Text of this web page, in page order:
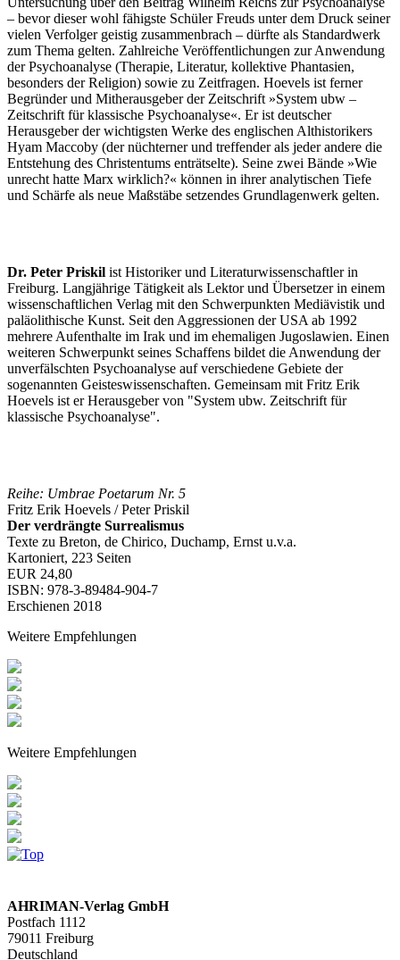
– bevor dieser wohl fähigste Schüler Freuds unter dem Druck seiner
vielen Verfolger geistig zusammenbrach – dürf­te als Standardwerk
zum Thema gelten. Zahlreiche Veröffentlichungen zur Anwendung
der Psychoanalyse (Therapie, Literatur, kollek­tive Phantasien,
besonders der Religion) sowie zu Zeitfragen. Hoevels ist ferner
Begründer und Mitherausgeber der Zeitschrift »System ubw –
Zeitschrift für klassische Psychoanalyse«. Er ist deutscher
Herausgeber der wichtigsten Werke des englischen Althistorikers
Hyam Maccoby (der nüchterner und treffender als jeder andere die
Entstehung des Christentums enträtselte). Seine zwei Bände »Wie
unrecht hatte Marx wirklich?« können in ihrer analytischen Tiefe
und Schärfe als neue Maßstäbe setzendes Grundlagenwerk gelten.
Dr. Peter Priskil ist Historiker und Literatur­wissenschaftler in
Freiburg. Langjährige Tätigkeit als Lektor und Übersetzer in einem
wissenschaftlichen Verlag mit den Schwerpunkten Mediävistik und
paläolithische Kunst. Seit den Aggressionen der USA ab 1992
mehrere Aufenthalte im Irak und im ehemaligen Jugoslawien. Einen
weiteren Schwerpunkt seines Schaffens bildet die Anwendung der
unverfälschten Psychoanalyse auf verschiedene Gebiete der
sogenannten Geisteswissenschaften. Gemeinsam mit Fritz Erik
Hoevels ist er Herausgeber von "System ubw. Zeitschrift für
klassische Psychoanalyse".
Reihe: Umbrae Poetarum Nr. 5
Fritz Erik Hoevels / Peter Priskil
Der verdrängte Surrealismus
Texte zu Breton, de Chirico, Duchamp, Ernst u.v.a.
Kartoniert, 223 Seiten
EUR 24,80
ISBN: 978-3-89484-904-7
Erschienen 2018
Weitere Empfehlungen
Weitere Empfehlungen
AHRIMAN-Verlag GmbH
Postfach 1112
79011 Freiburg
Deutschland